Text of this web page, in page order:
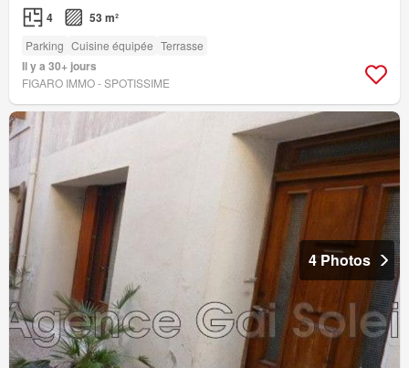
4 53 m²
Parking Cuisine équipée Terrasse
Il y a 30+ jours
FIGARO IMMO - SPOTISSIME
4 Photos